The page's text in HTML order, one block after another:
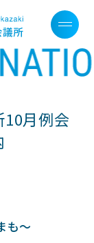
月例会
も〜